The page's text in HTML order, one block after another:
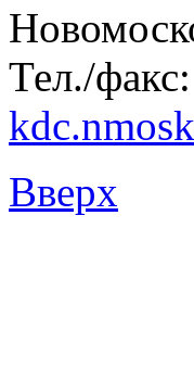
Тел./
Вверх